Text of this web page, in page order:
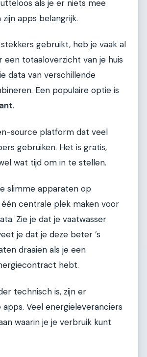
als je er niets mee
apps belangrijk.
gebruikt, heb je vaak al
een totaaloverzicht van je huis
data van verschillende
Een populaire optie is
.
source platform dat veel
gebruiken. Het is gratis,
wat tijd om in te stellen.
slimme apparaten op
één centrale plek maken voor
Zie je dat je vaatwasser
je dat je deze beter ’s
draaien als je een
hebt.
technisch is, zijn er
Veel energieleveranciers
waarin je je verbruik kunt